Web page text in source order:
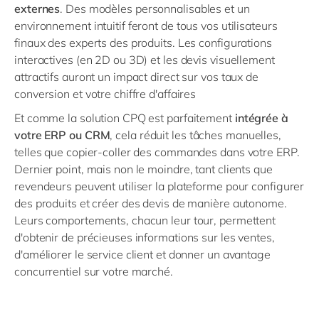
externes. Des modèles personnalisables et un
environnement intuitif feront de tous vos utilisateurs
finaux des experts des produits. Les configurations
interactives (en 2D ou 3D) et les devis visuellement
attractifs auront un impact direct sur vos taux de
conversion et votre chiffre d'affaires
Et comme la solution CPQ est parfaitement intégrée à
votre ERP ou CRM, cela réduit les tâches manuelles,
telles que copier-coller des commandes dans votre ERP.
Dernier point, mais non le moindre, tant clients que
revendeurs peuvent utiliser la plateforme pour configurer
des produits et créer des devis de manière autonome.
Leurs comportements, chacun leur tour, permettent
d'obtenir de précieuses informations sur les ventes,
d'améliorer le service client et donner un avantage
concurrentiel sur votre marché.